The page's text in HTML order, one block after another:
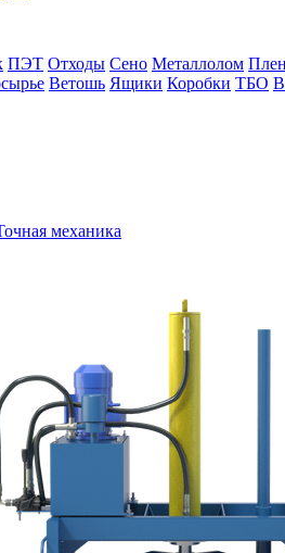
ПЭТ Отходы Сено Металлолом
Ветошь Ящики Коробки ТБО
механика